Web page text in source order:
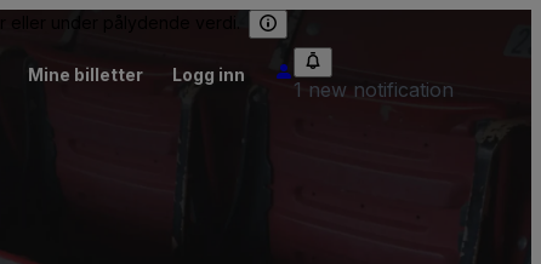
Mine billetter Logg inn
1 new notification